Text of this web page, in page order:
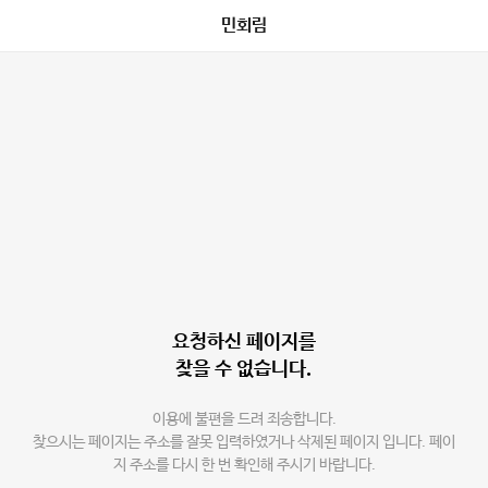
민회림
요청하신 페이지를
찾을 수 없습니다.
이용에 불편을 드려 죄송합니다.
찾으시는 페이지는 주소를 잘못 입력하였거나 삭제된 페이지 입니다. 페이
지 주소를 다시 한 번 확인해 주시기 바랍니다.